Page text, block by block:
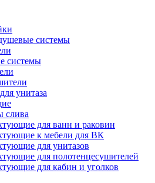
системы
системы
унитаза
слива
для ванн и раковин
к мебели для ВК
для унитазов
для полотенцесушителей
для кабин и уголков